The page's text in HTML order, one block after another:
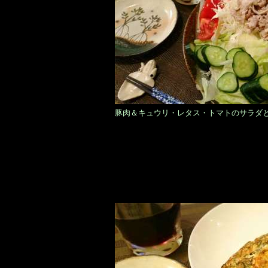
豚肉＆キュウリ・レタス・トマトのサラダ